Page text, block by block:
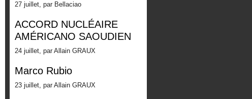
27 juillet, par Bellaciao
ACCORD NUCLÉAIRE
AMÉRICANO SAOUDIEN
24 juillet, par Allain GRAUX
Marco Rubio
23 juillet, par Allain GRAUX